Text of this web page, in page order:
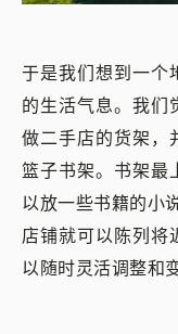
于是我们想到一
的生活气息。我们
做二手店的货架，
篮子书架。书架最
以放一些书籍的小
店铺就可以陈列将
以随时灵活调整和